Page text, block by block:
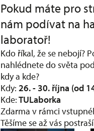
Pokud máte pro
nám podívat na
laboratoř!
Kdo říkal, že se nebojí?
nahlédnete do světa
kdy a kde?
Kdy:26. - 30. října (od
Kde:TULaborka
Zdarma v rámci
Těšíme se až vás